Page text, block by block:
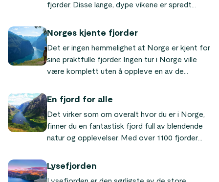
fjorder. Disse lange, dype vikene er spredt
grunnene til turister for å besøke Norge. I
trenger å vite om de norske fjordene – og
forhåpentligvis lokke deg til å besøke dem
selv!
Norges kjente fjorder
Det er ingen hemmelighet at Norge er kjent for
sine praktfulle fjorder. Ingen tur i Norge ville
være komplett uten å oppleve en av de
har vi satt sammen en liste over de mest
En fjord for alle
Det virker som om overalt hvor du er i Norge,
finner du en fantastisk fjord full av blendende
natur og opplevelser. Med over 1100 fjorder
alle. Men når du reiser i Norge, er det et
Lysefjorden